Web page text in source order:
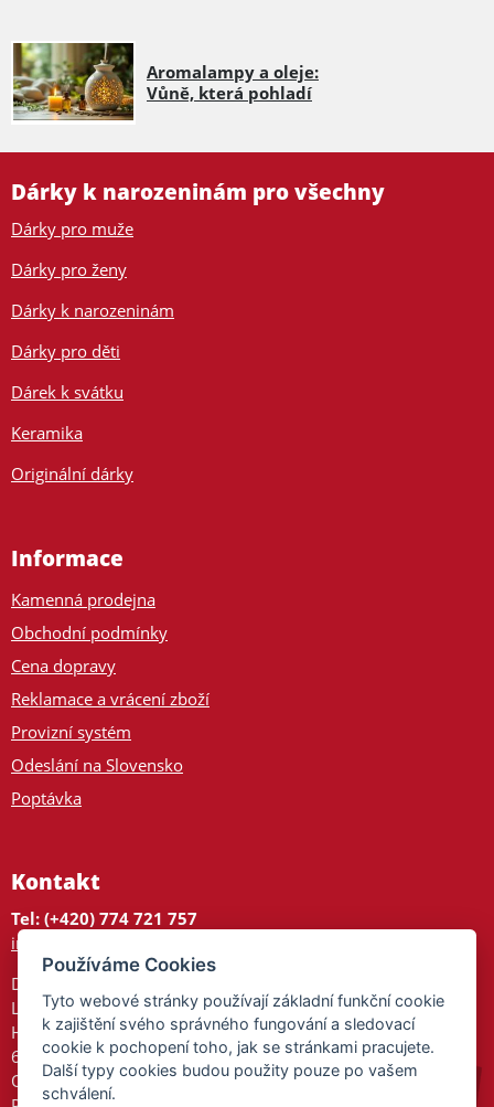
Aromalampy a oleje:
Vůně, která pohladí
Dárky k narozeninám pro všechny
Dárky pro muže
Dárky pro ženy
Dárky k narozeninám
Dárky pro děti
Dárek k svátku
Keramika
Originální dárky
Informace
Kamenná prodejna
Obchodní podmínky
Cena dopravy
Reklamace a vrácení zboží
Provizní systém
Odeslání na Slovensko
Poptávka
Kontakt
Tel: (+420) 774 721 757
info@tajnedarky.cz
Dárkové centrum
Legionářů 2
Hodonín
695 01
Otevřeno:
Používáme Cookies
Tyto webové stránky používají základní funkční cookie
k zajištění svého správného fungování a sledovací
cookie k pochopení toho, jak se stránkami pracujete.
Další typy cookies budou použity pouze po vašem
schválení.